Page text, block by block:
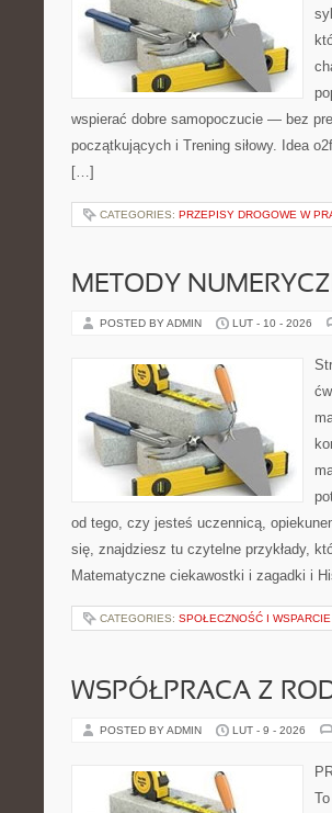
wspierać dobre samopoczucie — bez
początkujących i Trening siłowy. Idea
[…]
CATEGORIES: PRZEPISY DROGOWE W
METODY
POSTED BY ADMIN LUT - 10 - 2026
od tego, czy jesteś uczennicą,
się, znajdziesz tu czytelne przykłady,
Matematyczne ciekawostki i zagadki i
CATEGORIES: SPOŁECZNOŚĆ I WSPARCIE
WSPÓŁPRACA Z
POSTED BY ADMIN LUT - 9 - 2026